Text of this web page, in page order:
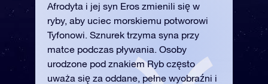
Afrodyta i jej syn Eros zmienili się w
ryby, aby uciec morskiemu potworowi
Tyfonowi. Sznurek trzyma syna przy
matce podczas pływania. Osoby
urodzone pod znakiem Ryb często
uważa się za oddane, pełne wyobraźni i